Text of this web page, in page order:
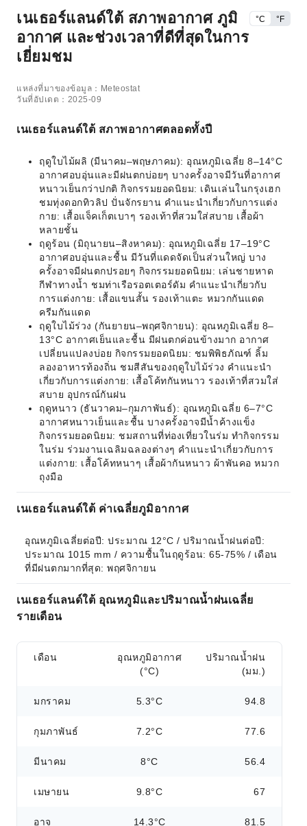
เนเธอร์แลนด์ใต้ สภาพอากาศ ภูมิ
อากาศ และช่วงเวลาที่ดีที่สุดในการ
เยี่ยมชม
°C °F
แหล่งที่มาของข้อมูล：Meteostat
วันที่อัปเดต：2025-09
เนเธอร์แลนด์ใต้ สภาพอากาศตลอดทั้งปี
ฤดูใบไม้ผลิ (มีนาคม–พฤษภาคม): อุณหภูมิเฉลี่ย 8–14°C
อากาศอบอุ่นและมีฝนตกบ่อยๆ บางครั้งอาจมีวันที่อากาศ
หนาวเย็นกว่าปกติ กิจกรรมยอดนิยม: เดินเล่นในกรุงเฮก
ชมทุ่งดอกทิวลิป ปั่นจักรยาน คำแนะนำเกี่ยวกับการแต่ง
กาย: เสื้อแจ็คเก็ตเบาๆ รองเท้าที่สวมใส่สบาย เสื้อผ้า
หลายชั้น
ฤดูร้อน (มิถุนายน–สิงหาคม): อุณหภูมิเฉลี่ย 17–19°C
อากาศอบอุ่นและชื้น มีวันที่แดดจัดเป็นส่วนใหญ่ บาง
ครั้งอาจมีฝนตกปรอยๆ กิจกรรมยอดนิยม: เล่นชายหาด
กีฬาทางน้ำ ชมท่าเรือรอตเตอร์ดัม คำแนะนำเกี่ยวกับ
การแต่งกาย: เสื้อแขนสั้น รองเท้าแตะ หมวกกันแดด
ครีมกันแดด
ฤดูใบไม้ร่วง (กันยายน–พฤศจิกายน): อุณหภูมิเฉลี่ย 8–
13°C อากาศเย็นและชื้น มีฝนตกค่อนข้างมาก อากาศ
เปลี่ยนแปลงบ่อย กิจกรรมยอดนิยม: ชมพิพิธภัณฑ์ ลิ้ม
ลองอาหารท้องถิ่น ชมสีสันของฤดูใบไม้ร่วง คำแนะนำ
เกี่ยวกับการแต่งกาย: เสื้อโค้ทกันหนาว รองเท้าที่สวมใส่
สบาย อุปกรณ์กันฝน
ฤดูหนาว (ธันวาคม–กุมภาพันธ์): อุณหภูมิเฉลี่ย 6–7°C
อากาศหนาวเย็นและชื้น บางครั้งอาจมีน้ำค้างแข็ง
กิจกรรมยอดนิยม: ชมสถานที่ท่องเที่ยวในร่ม ทำกิจกรรม
ในร่ม ร่วมงานเฉลิมฉลองต่างๆ คำแนะนำเกี่ยวกับการ
แต่งกาย: เสื้อโค้ทหนาๆ เสื้อผ้ากันหนาว ผ้าพันคอ หมวก
ถุงมือ
เนเธอร์แลนด์ใต้ ค่าเฉลี่ยภูมิอากาศ
อุณหภูมิเฉลี่ยต่อปี: ประมาณ 12°C / ปริมาณน้ำฝนต่อปี:
ประมาณ 1015 mm / ความชื้นในฤดูร้อน: 65-75% / เดือน
ที่มีฝนตกมากที่สุด: พฤศจิกายน
เนเธอร์แลนด์ใต้ อุณหภูมิและปริมาณน้ำฝนเฉลี่ย
รายเดือน
เดือน
อุณหภูมิอากาศ
(°C)
ปริมาณน้ำฝน
(มม.)
มกราคม 5.3°C 94.8
กุมภาพันธ์ 7.2°C 77.6
มีนาคม 8°C 56.4
เมษายน 9.8°C 67
อาจ 14.3°C 81.5